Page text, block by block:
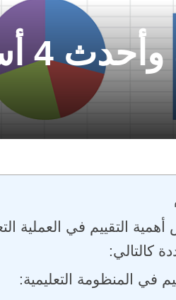
أهمية التقييم في العملية
كالتالي:
في المنظومة التعليمية: